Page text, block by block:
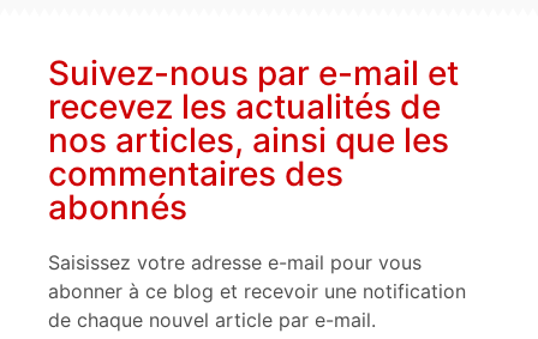
Suivez-nous par e-mail et
recevez les actualités de
nos articles, ainsi que les
commentaires des
abonnés
Saisissez votre adresse e-mail pour vous
abonner à ce blog et recevoir une notification
de chaque nouvel article par e-mail.